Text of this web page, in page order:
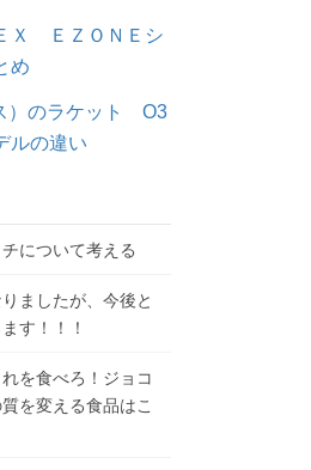
Ｘ ＥＺＯＮＥシ
め
）のラケット O3
ルの違い
について考える
ましたが、今後と
す！！！
を食べろ！ジョコ
を変える食品はこ